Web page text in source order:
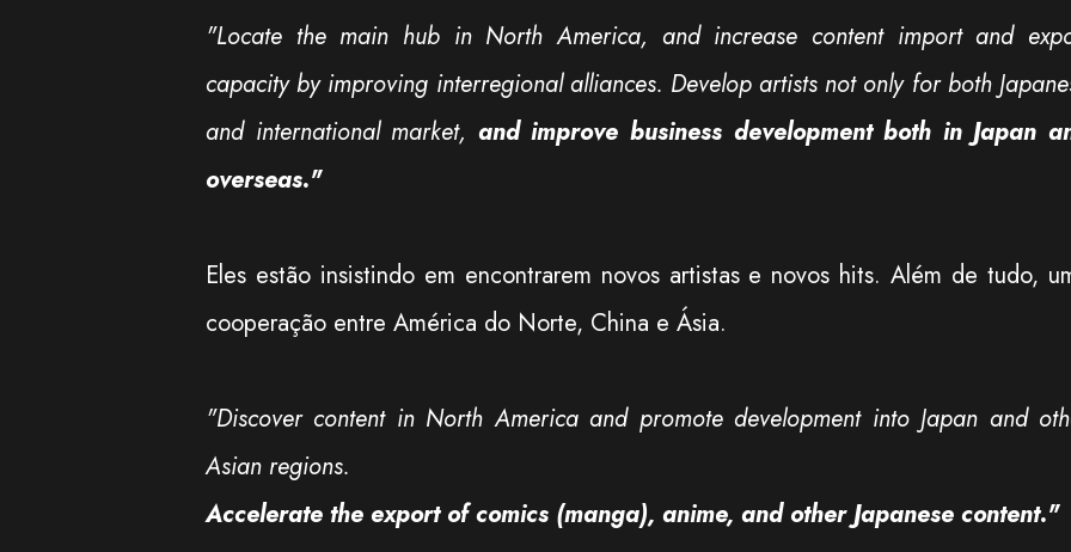
"Locate the main hub in North America, and increase content import and
capacity by improving interregional alliances. Develop artists not only for both
and international market, and improve business development both in Japan
overseas."
Eles estão insistindo em encontrarem novos artistas e novos hits. Além de tudo,
cooperação entre América do Norte, China e Ásia.
"Discover content in North America and promote development into Japan and
Asian regions.
Accelerate the export of comics (manga), anime, and other Japanese content."